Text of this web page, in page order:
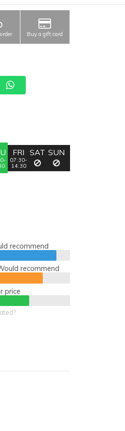
Buy a gift card
FRI
07:30-
14:30
SAT SUN
recommend
recommend
price